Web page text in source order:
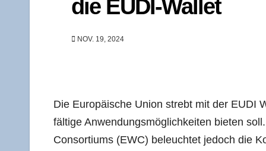
die EUDI-Wallet
NOV. 19, 2024
Die Euro­päi­sche Uni­on strebt mit der EUDI
fäl­ti­ge Anwen­dungs­mög­lich­kei­ten bie­ten
Con­sor­ti­ums (EWC) beleuch­tet jedoch die